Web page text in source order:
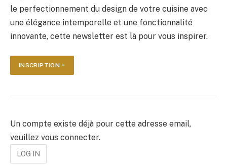
le perfectionnement du design de votre cuisine avec
une élégance intemporelle et une fonctionnalité
innovante, cette newsletter est là pour vous inspirer.
INSCRIPTION +
Un compte existe déjà pour cette adresse email,
veuillez vous connecter.